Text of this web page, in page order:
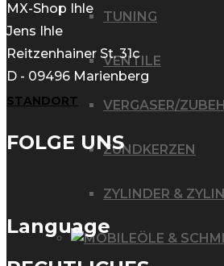
TUNING
VENTILE
VERGASER/
ZÜNDKERZEN
ZYLINDER &
ÖLE &
MX-Shop Ihle
Jens Ihle
Reitzenhainer St. 31c
D - 09496 Marienberg
STANDORT
FOLGE UNS
Language